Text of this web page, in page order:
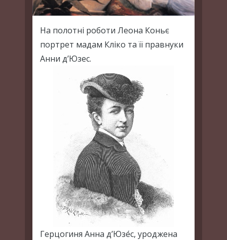
На полотні роботи Леона Коньє
портрет мадам Кліко та її правнуки
Анни д’Юзес.
Герцогиня Анна д’Юзе́с, уроджена